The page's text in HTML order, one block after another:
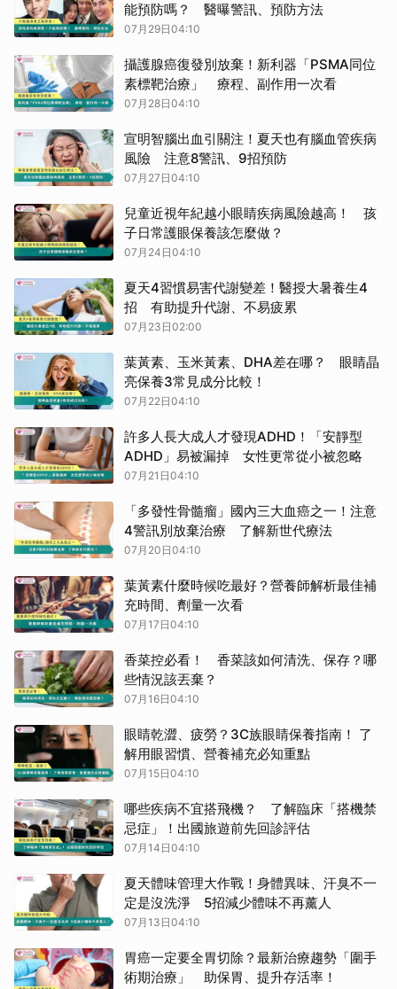
能預防嗎？ 醫曝警訊、預防方法
07月29日04:10
攝護腺癌復發別放棄！新利器「PSMA同位
素標靶治療」 療程、副作用一次看
07月28日04:10
宣明智腦出血引關注！夏天也有腦血管疾病
風險 注意8警訊、9招預防
07月27日04:10
兒童近視年紀越小眼睛疾病風險越高！ 孩
子日常護眼保養該怎麼做？
07月24日04:10
夏天4習慣易害代謝變差！醫授大暑養生4
招 有助提升代謝、不易疲累
07月23日02:00
葉黃素、玉米黃素、DHA差在哪？ 眼睛晶
亮保養3常見成分比較！
07月22日04:10
許多人長大成人才發現ADHD！「安靜型
ADHD」易被漏掉 女性更常從小被忽略
07月21日04:10
「多發性骨髓瘤」國內三大血癌之一！注意
4警訊別放棄治療 了解新世代療法
07月20日04:10
葉黃素什麼時候吃最好？營養師解析最佳補
充時間、劑量一次看
07月17日04:10
香菜控必看！ 香菜該如何清洗、保存？哪
些情況該丟棄？
07月16日04:10
眼睛乾澀、疲勞？3C族眼睛保養指南！ 了
解用眼習慣、營養補充必知重點
07月15日04:10
哪些疾病不宜搭飛機？ 了解臨床「搭機禁
忌症」！出國旅遊前先回診評估
07月14日04:10
夏天體味管理大作戰！身體異味、汗臭不一
定是沒洗淨 5招減少體味不再薰人
07月13日04:10
胃癌一定要全胃切除？最新治療趨勢「圍手
術期治療」 助保胃、提升存活率！